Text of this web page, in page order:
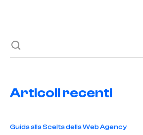
Articoli recenti
Guida alla Scelta della Web Agency